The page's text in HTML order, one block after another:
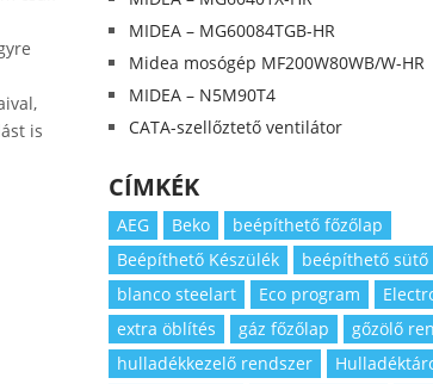
is
MIDEA – MG60084TGB-HR
Midea mosógép MF200W80WB/W-HR
MIDEA – N5M90T4
CATA-szellőztető ventilátor
CÍMKÉK
AEG Beko
beépíthető főzőlap
Beépíthető Készülék
beépíthető sütő
blanco steelart
Eco program
extra öblítés
gáz főzőlap
gőzölő
hulladékkezelő rendszer